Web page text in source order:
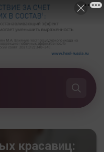
красавиц: